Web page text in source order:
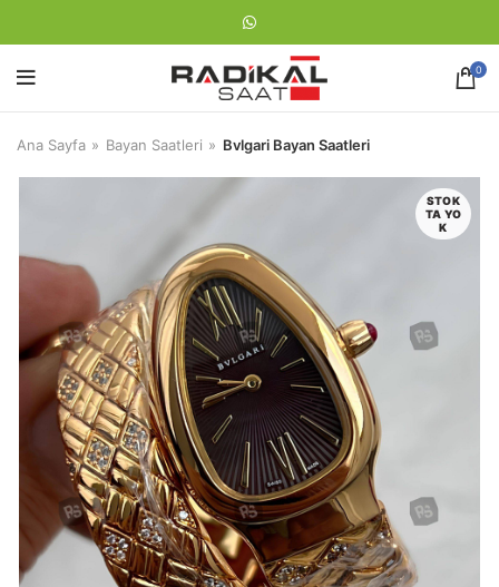
0
Ana Sayfa Bayan Saatleri Bvlgari Bayan Saatleri
STOK
TA YO
K